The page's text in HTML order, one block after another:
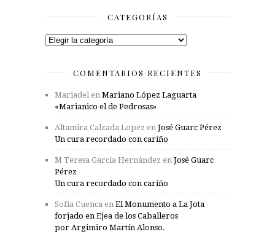
CATEGORÍAS
Categorías
COMENTARIOS RECIENTES
Mariadel en Mariano López Laguarta
«Marianico el de Pedrosas»
Altamira Calzada Lopez en José Guarc Pérez
Un cura recordado con cariño
M Teresa García Hernández en José Guarc
Pérez
Un cura recordado con cariño
Sofía Cuenca en El Monumento a La Jota
forjado en Ejea de los Caballeros
por Argimiro Martín Alonso.